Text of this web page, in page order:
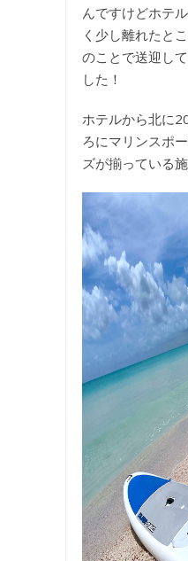
んですけどホテ
く少し離れたと
のことで送迎し
した！
ホテルから北に
ろにマリンスポ
ズが揃っている